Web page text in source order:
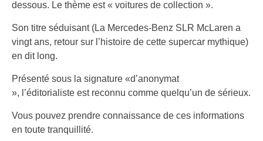
dessous. Le thème est « voitures de collection ».
Son titre séduisant (La Mercedes-Benz SLR McLaren a
vingt ans, retour sur l’histoire de cette supercar mythique)
en dit long.
Présenté sous la signature «d’anonymat
», l’éditorialiste est reconnu comme quelqu’un de sérieux.
Vous pouvez prendre connaissance de ces informations
en toute tranquillité.